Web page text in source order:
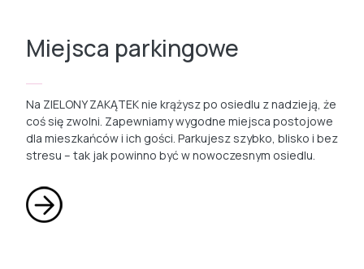
Miejsca parkingowe
Na ZIELONY ZAKĄTEK nie krążysz po osiedlu z nadzieją, że
coś się zwolni. Zapewniamy wygodne miejsca postojowe
dla mieszkańców i ich gości. Parkujesz szybko, blisko i bez
stresu – tak jak powinno być w nowoczesnym osiedlu.